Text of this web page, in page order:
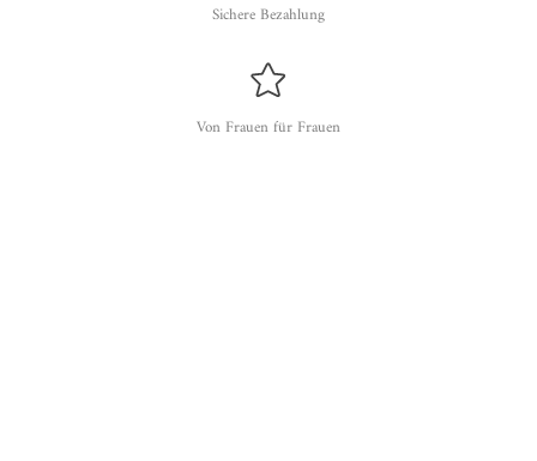
Sichere Bezahlung
Von Frauen für Frauen